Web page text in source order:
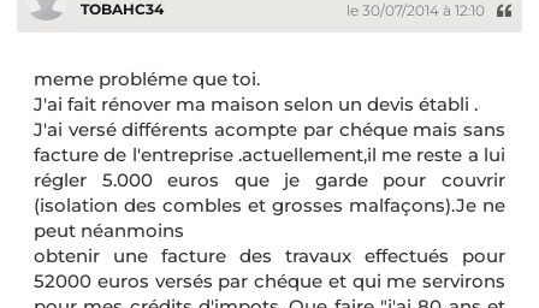
TOBAHC34
le 30/07/2014 à 12:10
meme probléme que toi.
J'ai fait rénover ma maison selon un devis établi .
J'ai versé différents acompte par chéque mais sans
facture de l'entreprise .actuellement,il me reste a lui
régler 5.000 euros que je garde pour couvrir
(isolation des combles et grosses malfaçons).Je ne
peut néanmoins
obtenir une facture des travaux effectués pour
52000 euros versés par chéque et qui me servirons